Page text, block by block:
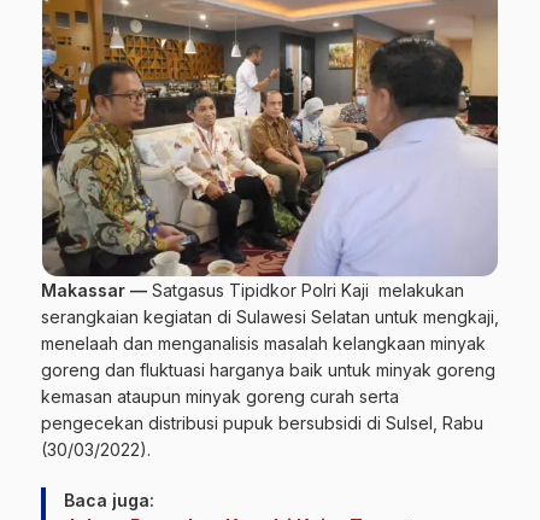
Makassar — Satgasus Tipidkor Polri Kaji melakukan
serangkaian kegiatan di Sulawesi Selatan untuk mengkaji,
menelaah dan menganalisis masalah kelangkaan minyak
goreng dan fluktuasi harganya baik untuk minyak goreng
kemasan ataupun minyak goreng curah serta
pengecekan distribusi pupuk bersubsidi di Sulsel, Rabu
(30/03/2022).
Baca juga: